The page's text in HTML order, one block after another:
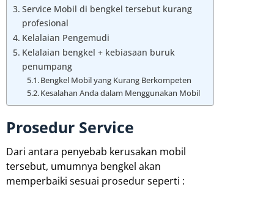
Service Mobil di bengkel tersebut kurang
profesional
Kelalaian Pengemudi
Kelalaian bengkel + kebiasaan buruk
penumpang
Bengkel Mobil yang Kurang Berkompeten
Kesalahan Anda dalam Menggunakan Mobil
Prosedur Service
Dari antara penyebab kerusakan mobil
tersebut, umumnya bengkel akan
memperbaiki sesuai prosedur seperti :